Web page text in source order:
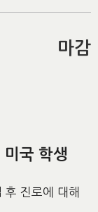
미국 학생
후 진로에 대해
마감